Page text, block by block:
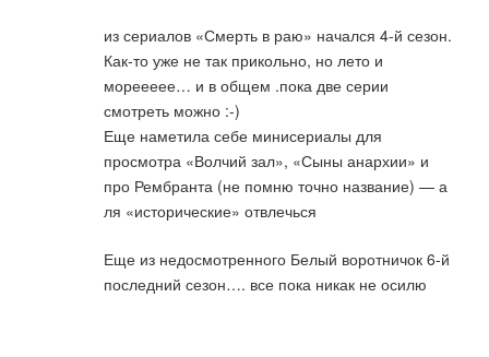
из сериалов «Смерть в раю» начался 4-й сезон.
Как-то уже не так прикольно, но лето и
мореееее… и в общем .пока две серии
смотреть можно :-)
Еще наметила себе минисериалы для
просмотра «Волчий зал», «Сыны анархии» и
про Рембранта (не помню точно название) — а
ля «исторические» отвлечься
Еще из недосмотренного Белый воротничок 6-й
последний сезон…. все пока никак не осилю